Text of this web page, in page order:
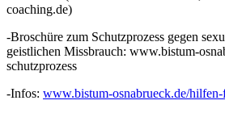
coaching.de)
-Broschüre zum Schutzprozess gegen
geistlichen Missbrauch: www.bistum-
schutzprozess
-Infos: www.bistum-osnabrueck.de/